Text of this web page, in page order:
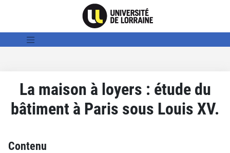
La maison à loyers : étude du
bâtiment à Paris sous Louis XV.
Contenu